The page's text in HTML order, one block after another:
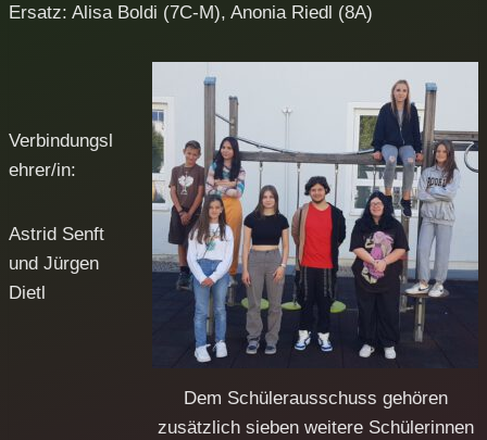
Ersatz: Alisa Boldi (7C-M), Anonia Riedl (8A)
Dem Schülerausschuss gehören
zusätzlich sieben weitere Schülerinnen
Verbindungsl
ehrer/in:
Astrid Senft
und Jürgen
Dietl